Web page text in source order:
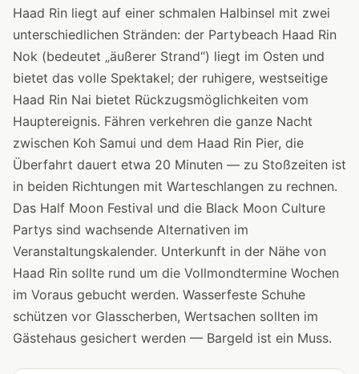
Haad Rin liegt auf einer schmalen Halbinsel mit zwei
unterschiedlichen Stränden: der Partybeach Haad Rin
Nok (bedeutet „äußerer Strand“) liegt im Osten und
bietet das volle Spektakel; der ruhigere, westseitige
Haad Rin Nai bietet Rückzugsmöglichkeiten vom
Hauptereignis. Fähren verkehren die ganze Nacht
zwischen Koh Samui und dem Haad Rin Pier, die
Überfahrt dauert etwa 20 Minuten — zu Stoßzeiten ist
in beiden Richtungen mit Warteschlangen zu rechnen.
Das Half Moon Festival und die Black Moon Culture
Partys sind wachsende Alternativen im
Veranstaltungskalender. Unterkunft in der Nähe von
Haad Rin sollte rund um die Vollmondtermine Wochen
im Voraus gebucht werden. Wasserfeste Schuhe
schützen vor Glasscherben, Wertsachen sollten im
Gästehaus gesichert werden — Bargeld ist ein Muss.